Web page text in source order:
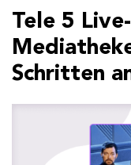
Tele 5
Schritten